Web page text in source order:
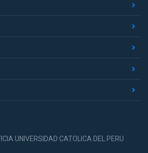
UNIVERSIDAD CATOLICA DEL PERU